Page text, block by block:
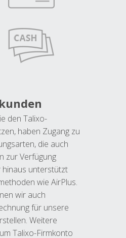
den Talixo-
haben Zugang zu
die auch
zur Verfügung
unterstützt
wie AirPlus.
wir auch
für unsere
Weitere
Talixo-Firmkonto